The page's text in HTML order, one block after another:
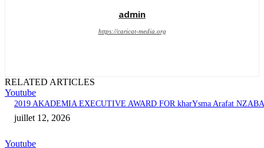
admin
https://caricat-media.org
RELATED ARTICLES
Youtube
2019 AKADEMIA EXECUTIVE AWARD FOR kharYsma Arafat NZABA
juillet 12, 2026
Youtube